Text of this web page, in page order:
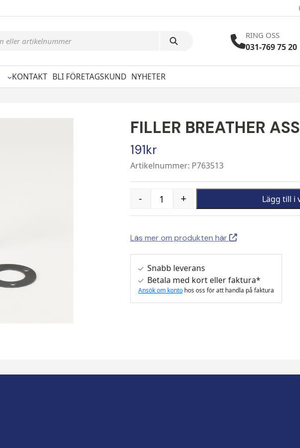
RING OSS
031-769 75 20
KONTAKT BLI FÖRETAGSKUND NYHETER
FILLER BREATHER
191kr
Artikelnummer: P763513
Quantity
- + Lägg till i
Läs mer om produkten här
Snabb leverans
Betala med kort eller faktura*
Ansök om kontohos oss för att handla på faktura